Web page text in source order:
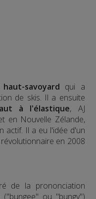
haut-savoyard qui a
de skis. Il a ensuite
à l'élastique, AJ
en Nouvelle Zélande,
actif. Il a eu l'idée d'un
révolutionnaire en 2008
de la prononciation
("bungee" ou "bungy")